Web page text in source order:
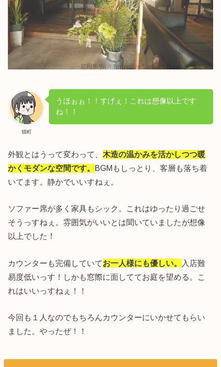
猫町
うほぉぉ！！すげぇ！これは想像以上です
ね！！
外観とはうって変わって、木造の温かみを活かしつつ暖
かくモダンな空間です。 BGMもしっとり、客層も落ち着
いてます。静かでいいすねぇ。
ソファー席が多く家具もシック。これはゆったり過ごせ
そうっすねぇ。雰囲気がいいとは聞いていましたが想像
以上でした！
カウンターも完備していてお一人様にも優しい。
入店難
易度低いっす！しかも窓際に面しててお庭を望める。こ
れはいいっすねぇ！！
今回も１人なのでもちろんカウンターにいかせてもらい
ました。やったぜ！！